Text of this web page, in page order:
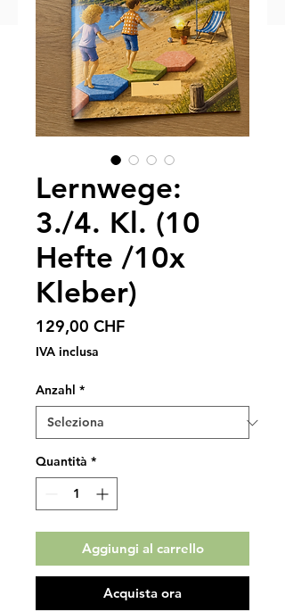
Lernwege:
3./4. Kl. (10
Hefte /10x
Kleber)
129,00 CHFPrezzo
IVA inclusa
Anzahl *
Quantità *
Aggiungi al carrello
Acquista ora